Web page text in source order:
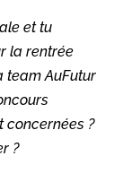
et tu
la rentrée
team AuFutur
concernées ?
?